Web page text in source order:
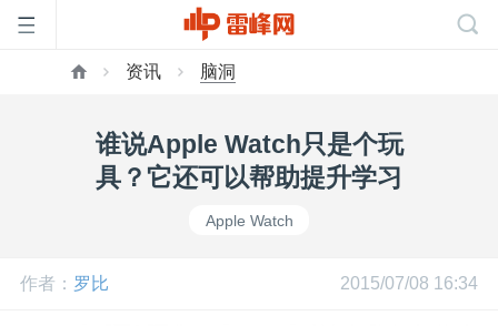
资讯 脑洞
谁说Apple Watch只是个玩
具？它还可以帮助提升学习
Apple Watch
作者： 罗比 2015/07/08 16:34